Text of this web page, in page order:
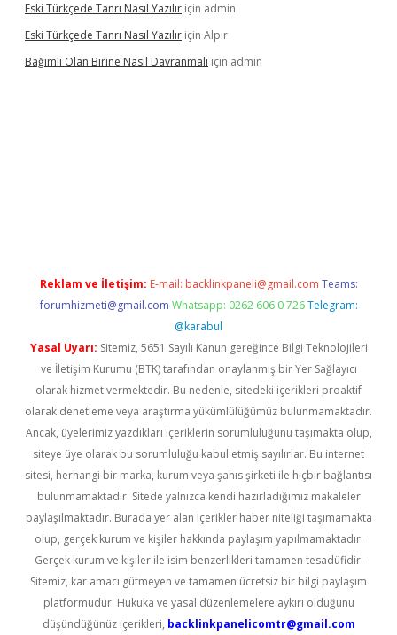
Eski Türkçede Tanrı Nasıl Yazılır için admin
Eski Türkçede Tanrı Nasıl Yazılır için Alpır
Bağımlı Olan Birine Nasıl Davranmalı için admin
Reklam ve İletişim: E-mail: backlinkpaneli@gmail.com Teams:
forumhizmeti@gmail.com Whatsapp: 0262 606 0 726 Telegram:
@karabul
Yasal Uyarı: Sitemiz, 5651 Sayılı Kanun gereğince Bilgi Teknolojileri
ve İletişim Kurumu (BTK) tarafından onaylanmış bir Yer Sağlayıcı
olarak hizmet vermektedir. Bu nedenle, sitedeki içerikleri proaktif
olarak denetleme veya araştırma yükümlülüğümüz bulunmamaktadır.
Ancak, üyelerimiz yazdıkları içeriklerin sorumluluğunu taşımakta olup,
siteye üye olarak bu sorumluluğu kabul etmiş sayılırlar. Bu internet
sitesi, herhangi bir marka, kurum veya şahıs şirketi ile hiçbir bağlantısı
bulunmamaktadır. Sitede yalnızca kendi hazırladığımız makaleler
paylaşılmaktadır. Burada yer alan içerikler haber niteliği taşımamakta
olup, gerçek kurum ve kişiler hakkında paylaşım yapılmamaktadır.
Gerçek kurum ve kişiler ile isim benzerlikleri tamamen tesadüfidir.
Sitemiz, kar amacı gütmeyen ve tamamen ücretsiz bir bilgi paylaşım
platformudur. Hukuka ve yasal düzenlemelere aykırı olduğunu
düşündüğünüz içerikleri, backlinkpanelicomtr@gmail.com